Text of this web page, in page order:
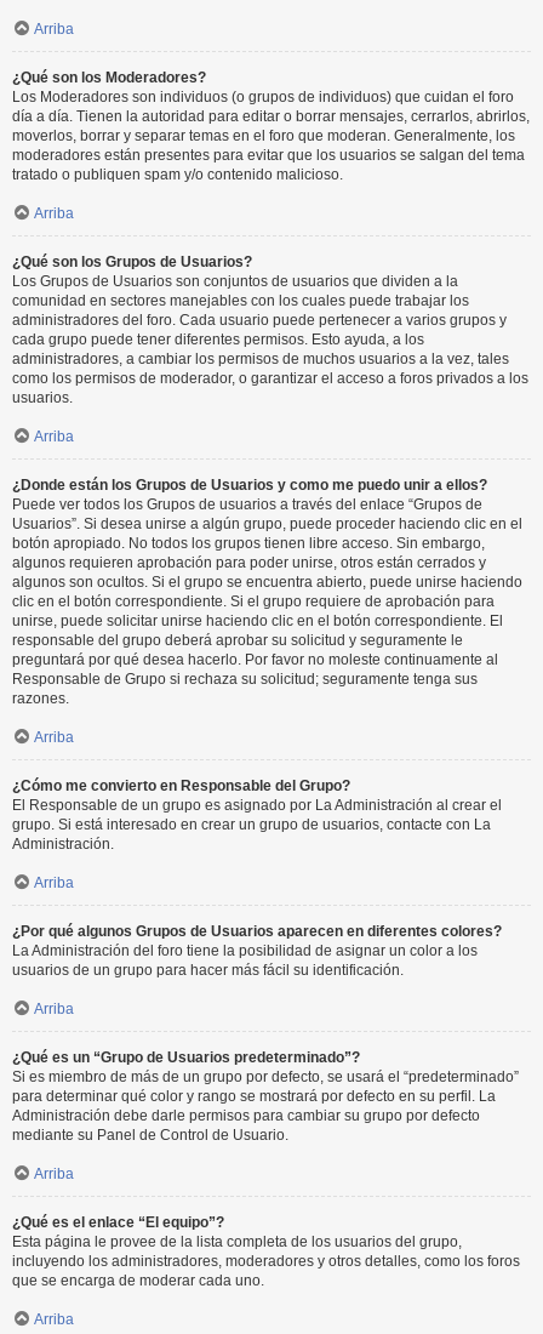
Arriba
¿Qué son los Moderadores?
Los Moderadores son individuos (o grupos de individuos) que cuidan el foro
día a día. Tienen la autoridad para editar o borrar mensajes, cerrarlos, abrirlos,
moverlos, borrar y separar temas en el foro que moderan. Generalmente, los
moderadores están presentes para evitar que los usuarios se salgan del tema
tratado o publiquen spam y/o contenido malicioso.
Arriba
¿Qué son los Grupos de Usuarios?
Los Grupos de Usuarios son conjuntos de usuarios que dividen a la
comunidad en sectores manejables con los cuales puede trabajar los
administradores del foro. Cada usuario puede pertenecer a varios grupos y
cada grupo puede tener diferentes permisos. Esto ayuda, a los
administradores, a cambiar los permisos de muchos usuarios a la vez, tales
como los permisos de moderador, o garantizar el acceso a foros privados a los
usuarios.
Arriba
¿Donde están los Grupos de Usuarios y como me puedo unir a ellos?
Puede ver todos los Grupos de usuarios a través del enlace “Grupos de
Usuarios”. Si desea unirse a algún grupo, puede proceder haciendo clic en el
botón apropiado. No todos los grupos tienen libre acceso. Sin embargo,
algunos requieren aprobación para poder unirse, otros están cerrados y
algunos son ocultos. Si el grupo se encuentra abierto, puede unirse haciendo
clic en el botón correspondiente. Si el grupo requiere de aprobación para
unirse, puede solicitar unirse haciendo clic en el botón correspondiente. El
responsable del grupo deberá aprobar su solicitud y seguramente le
preguntará por qué desea hacerlo. Por favor no moleste continuamente al
Responsable de Grupo si rechaza su solicitud; seguramente tenga sus
razones.
Arriba
¿Cómo me convierto en Responsable del Grupo?
El Responsable de un grupo es asignado por La Administración al crear el
grupo. Si está interesado en crear un grupo de usuarios, contacte con La
Administración.
Arriba
¿Por qué algunos Grupos de Usuarios aparecen en diferentes colores?
La Administración del foro tiene la posibilidad de asignar un color a los
usuarios de un grupo para hacer más fácil su identificación.
Arriba
¿Qué es un “Grupo de Usuarios predeterminado”?
Si es miembro de más de un grupo por defecto, se usará el “predeterminado”
para determinar qué color y rango se mostrará por defecto en su perfil. La
Administración debe darle permisos para cambiar su grupo por defecto
mediante su Panel de Control de Usuario.
Arriba
¿Qué es el enlace “El equipo”?
Esta página le provee de la lista completa de los usuarios del grupo,
incluyendo los administradores, moderadores y otros detalles, como los foros
que se encarga de moderar cada uno.
Arriba